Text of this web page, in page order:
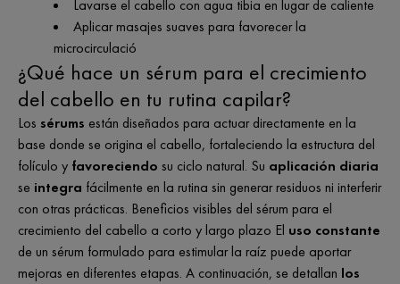
Lavarse el cabello con agua tibia en lugar de caliente
Aplicar masajes suaves para favorecer la
microcirculació
¿Qué hace un sérum para el crecimiento
del cabello en tu rutina capilar?
Los sérums están diseñados para actuar directamente en la
base donde se origina el cabello, fortaleciendo la estructura del
folículo y favoreciendo su ciclo natural. Su aplicación diaria
se integra fácilmente en la rutina sin generar residuos ni interferir
con otras prácticas. Beneficios visibles del sérum para el
crecimiento del cabello a corto y largo plazo El uso constante
de un sérum formulado para estimular la raíz puede aportar
mejoras en diferentes etapas. A continuación, se detallan los